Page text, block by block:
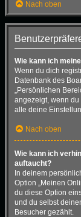
Nach oben
Wie kann ich
Wenn du dich
Datenbank des
„Persönlichen
angezeigt, wenn
alle deine
Nach oben
Wie kann ich
auftaucht?
In deinem
Option „Meinen
du diese Option
und du selbst
Besucher gezählt.